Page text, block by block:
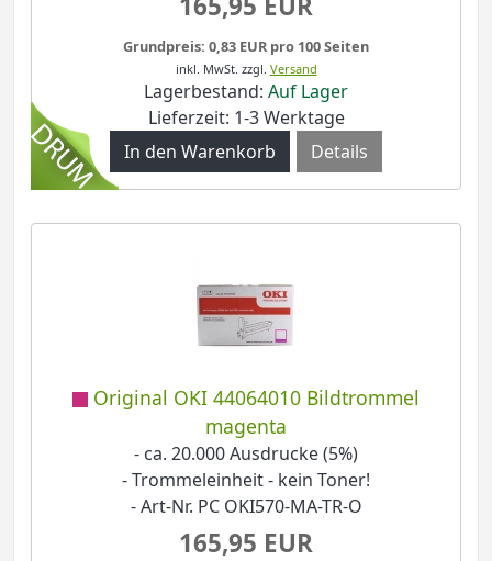
Grundpreis: 0,83 EUR pro 100 Seiten
inkl. MwSt. zzgl. Versand
Lagerbestand: Auf Lager
Lieferzeit: 1-3 Werktage
Details
Original OKI 44064010 Bildtrommel
magenta
- ca. 20.000 Ausdrucke (5%)
- Trommeleinheit - kein Toner!
- Art-Nr. PC OKI570-MA-TR-O
165,95 EUR